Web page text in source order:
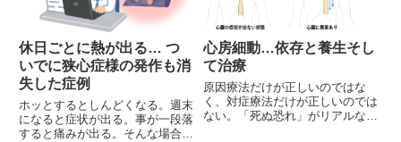
休日ごとに熱が出る… つ
いでに狭心症様の発作も消
失した症例
ホッとするとしんどくなる。週末
になると症状が出る。事が一段落
すると痛みが出る。そんな場合が
心房細動…依存と養生そし
て治療
原因療法だけが正しいのではな
く、対症療法だけが正しいのでは
ない。「死ぬ恐れ」がリアルな時